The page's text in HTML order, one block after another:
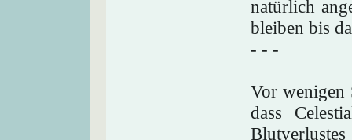
natürlich
bleiben bis
- - -
Vor wenigen
dass